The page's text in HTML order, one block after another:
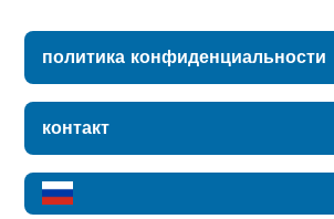
политика конфиденциальности
контакт